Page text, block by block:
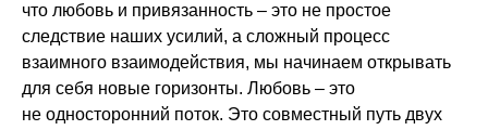
что любовь и привязанность – это не простое
следствие наших усилий, а сложный процесс
взаимного взаимодействия, мы начинаем открывать
для себя новые горизонты. Любовь – это
не односторонний поток. Это совместный путь двух